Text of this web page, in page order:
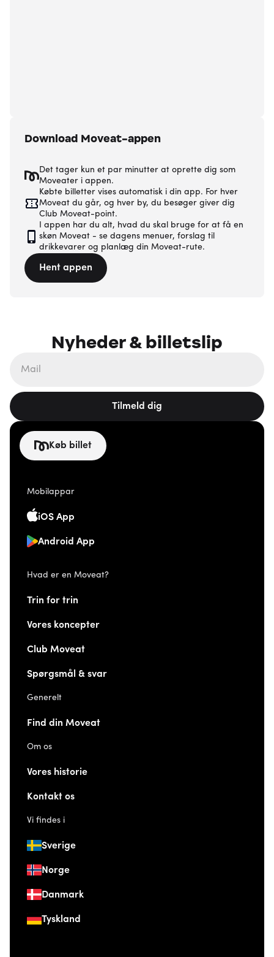
Download Moveat-appen
Det tager kun et par minutter at oprette dig som
Moveater i appen.
Købte billetter vises automatisk i din app. For hver
Moveat du går, og hver by, du besøger giver dig
Club Moveat-point.
I appen har du alt, hvad du skal bruge for at få en
skøn Moveat - se dagens menuer, forslag til
drikkevarer og planlæg din Moveat-rute.
Hent appen
Nyheder & billetslip
Tilmeld dig
Køb billet
Mobilappar
iOS App
Android App
Hvad er en Moveat?
Trin for trin
Vores koncepter
Club Moveat
Spørgsmål & svar
Generelt
Find din Moveat
Om os
Vores historie
Kontakt os
Vi findes i
Sverige
Norge
Danmark
Tyskland